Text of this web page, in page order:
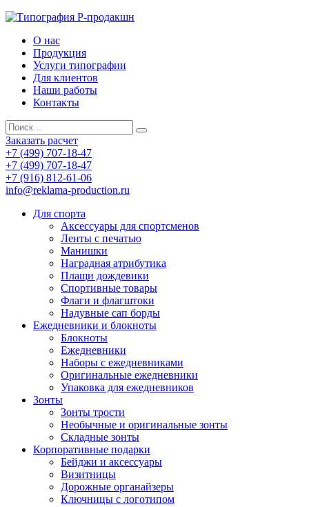
О нас
Продукция
Услуги типографии
Для клиентов
Наши работы
Контакты
Заказать расчет
+7 (499) 707-18-47
+7 (499) 707-18-47
+7 (916) 812-61-06
info@reklama-production.ru
Для спорта
Аксессуары для спортсменов
Ленты с печатью
Манишки
Наградная атрибутика
Плащи дождевики
Спортивные товары
Флаги и флагштоки
Надувные сап борды
Ежедневники и блокноты
Блокноты
Ежедневники
Наборы с ежедневниками
Оригинальные ежедневники
Упаковка для ежедневников
Зонты
Зонты трости
Необычные и оригинальные зонты
Складные зонты
Корпоративные подарки
Бейджи и аксессуары
Визитницы
Дорожные органайзеры
Ключницы с логотипом